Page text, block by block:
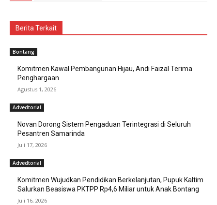
Berita Terkait
Bontang
Komitmen Kawal Pembangunan Hijau, Andi Faizal Terima
Penghargaan
Agustus 1, 2026
Advedtorial
Novan Dorong Sistem Pengaduan Terintegrasi di Seluruh
Pesantren Samarinda
Juli 17, 2026
Advedtorial
Komitmen Wujudkan Pendidikan Berkelanjutan, Pupuk Kaltim
Salurkan Beasiswa PKTPP Rp4,6 Miliar untuk Anak Bontang
Juli 16, 2026